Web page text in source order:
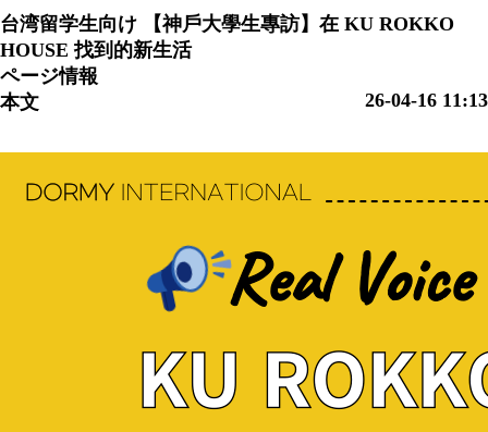
台湾留学生向け
【神戶大學生專訪】在 KU ROKKO
HOUSE 找到的新生活
ページ情報
26-04-16 11:13
本文